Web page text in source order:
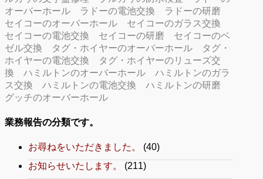
オーバーホール
ラドーの電池交換
ラドーの研磨
セイコーのオーバーホール
セイコーのガラス交換
セイコーの電池交換
セイコーの研磨
セイコーのベ
ゼル交換
タグ・ホイヤーのオーバーホール
タグ・
ホイヤーの電池交換
タグ・ホイヤーのリューズ交
換
ハミルトンのオーバーホール
ハミルトンのガラ
ス交換
ハミルトンの電池交換
ハミルトンの研磨
グッチのオーバーホール
業務報告の分類です。
お尋ねをいただきました。
(40)
お知らせいたします。
(211)